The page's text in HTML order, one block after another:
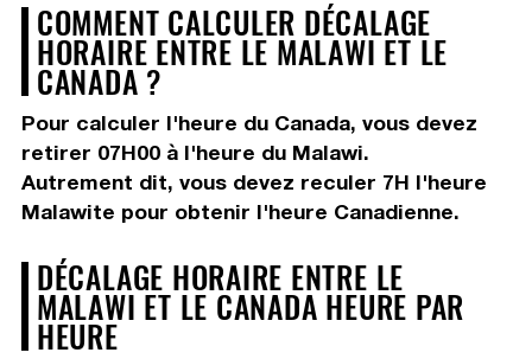
COMMENT CALCULER DÉCALAGE
HORAIRE ENTRE LE MALAWI ET LE
CANADA ?
Pour calculer l'heure du Canada, vous devez
retirer 07H00à l'heure du Malawi.
Autrement dit, vous devez reculer 7H l'heure
Malawite pour obtenir l'heure Canadienne.
DÉCALAGE HORAIRE ENTRE LE
MALAWI ET LE CANADA HEURE PAR
HEURE